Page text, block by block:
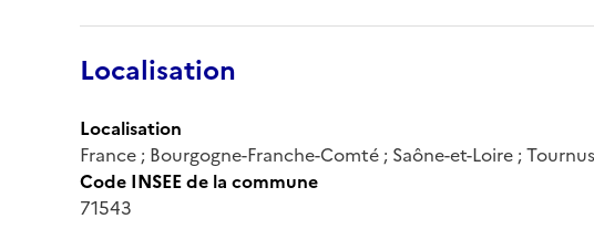
Localisation
Localisation
France ; Bourgogne-Franche-Comté ; Saône-et-Loire ; Tournus
Code INSEE de la commune
71543